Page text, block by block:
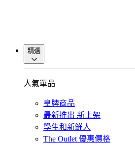
精選
人氣單品
皇牌商品
最新推出 新上架
學生和新鮮人
The Outlet 優惠價格